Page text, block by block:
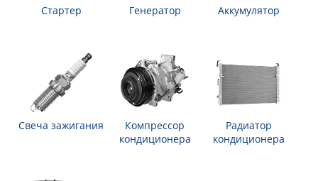
Стартер Генератор Аккумулятор
Свеча зажигания
Компрессор
кондиционера
Радиатор
кондиционера